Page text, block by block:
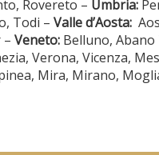
Rovereto – Umbria:
Todi – Valle d’Aosta:
Veneto:Belluno, Abano
Verona, Vicenza,
Mira, Mirano,